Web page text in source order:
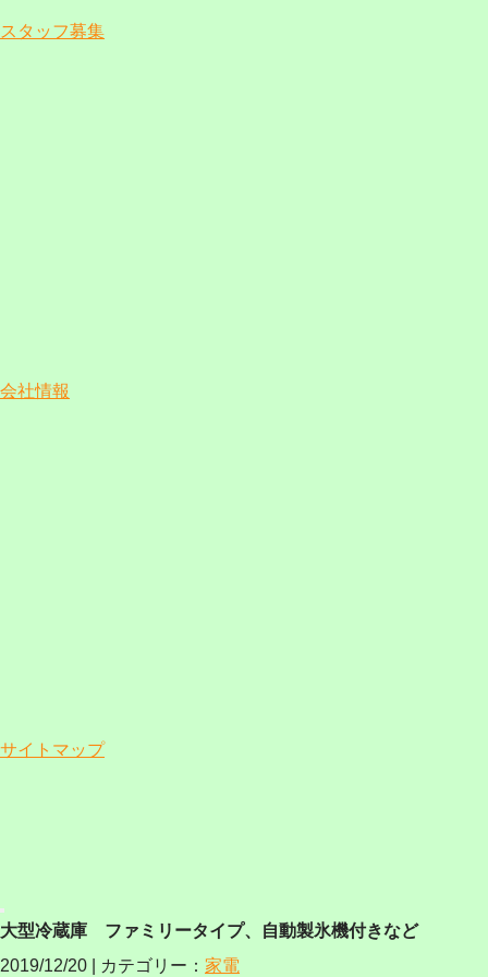
スタッフ募集
会社情報
サイトマップ
大型冷蔵庫 ファミリータイプ、自動製氷機付きなど
2019/12/20 | カテゴリー： 家電